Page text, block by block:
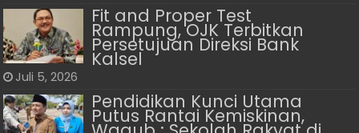
Fit and Proper Test
Rampung, OJK Terbitkan
Persetujuan Direksi Bank
Kalsel
Juli 5, 2026
Pendidikan Kunci Utama
Putus Rantai Kemiskinan,